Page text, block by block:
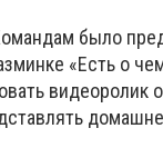
было
«Есть о
видеоролик